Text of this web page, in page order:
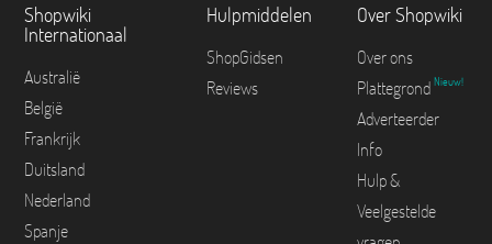
Shopwiki
Internationaal
Australië
België
Frankrijk
Duitsland
Nederland
Spanje
Hulpmiddelen
ShopGidsen
Reviews
Over Shopwiki
Over ons
Plattegrond Nieuw!
Adverteerder
Info
Hulp &
Veelgestelde